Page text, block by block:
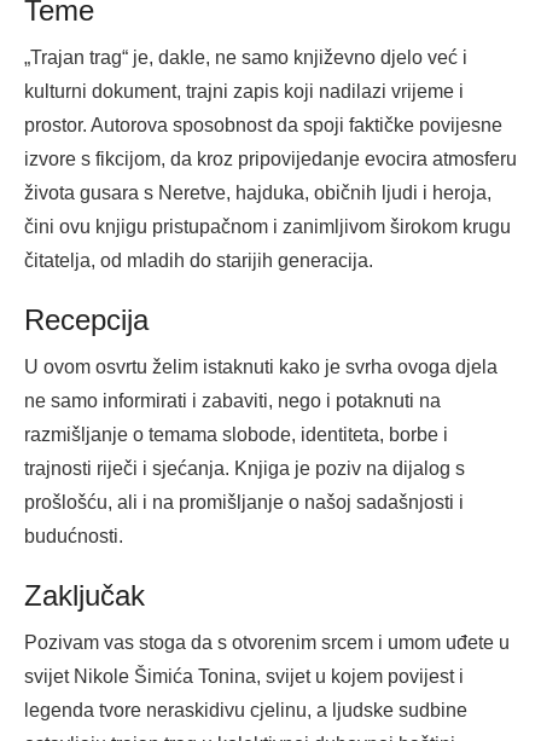
Teme
„Trajan trag“ je, dakle, ne samo književno djelo već i
kulturni dokument, trajni zapis koji nadilazi vrijeme i
prostor. Autorova sposobnost da spoji faktičke povijesne
izvore s fikcijom, da kroz pripovijedanje evocira atmosferu
života gusara s Neretve, hajduka, običnih ljudi i heroja,
čini ovu knjigu pristupačnom i zanimljivom širokom krugu
čitatelja, od mladih do starijih generacija.
Recepcija
U ovom osvrtu želim istaknuti kako je svrha ovoga djela
ne samo informirati i zabaviti, nego i potaknuti na
razmišljanje o temama slobode, identiteta, borbe i
trajnosti riječi i sjećanja. Knjiga je poziv na dijalog s
prošlošću, ali i na promišljanje o našoj sadašnjosti i
budućnosti.
Zaključak
Pozivam vas stoga da s otvorenim srcem i umom uđete u
svijet Nikole Šimića Tonina, svijet u kojem povijest i
legenda tvore neraskidivu cjelinu, a ljudske sudbine